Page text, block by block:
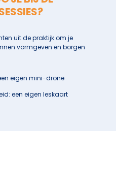
uit de praktijk om je
vormgeven en borgen
eigen mini-drone
een eigen leskaart